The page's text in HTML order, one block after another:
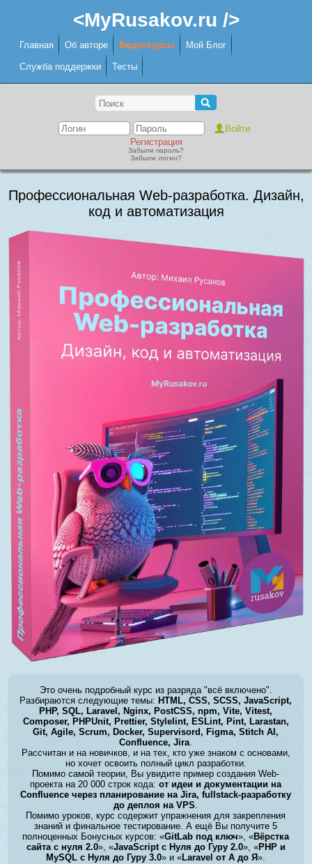
<MyRusakov.ru />
Главная Об авторе Видеокурсы Мой Блог
Служба поддержки Тесты
Регистрация
Забыли пароль?
Забыли логин?
Профессиональная Web-разработка. Дизайн,
код и автоматизация
Это очень подробный курс из разряда "всё включено".
Разбираются следующие темы: HTML, CSS, SCSS, JavaScript,
PHP, SQL, Laravel, Nginx, PostCSS, npm, Vite, Vitest,
Composer, PHPUnit, Prettier, Stylelint, ESLint, Pint, Larastan,
Git, Agile, Scrum, Docker, Supervisord, Figma, Stitch AI,
Confluence, Jira.
Рассчитан и на новичков, и на тех, кто уже знаком с основами,
но хочет освоить полный цикл разработки.
Помимо самой теории, Вы увидите пример создания Web-
проекта на 20 000 строк кода:от идеи и документации на
Confluence через планирование на Jira, fullstack-разработку
до деплоя на VPS.
Помимо уроков, курс содержит упражнения для закрепления
знаний и финальное тестирование. А ещё Вы получите 5
полноценных Бонусных курсов: «GitLab под ключ», «Вёрстка
сайта с нуля 2.0», «JavaScript с Нуля до Гуру 2.0», «PHP и
MySQL с Нуля до Гуру 3.0» и «Laravel от А до Я».